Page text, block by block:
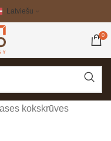
Latviešu
0
kokskrūves